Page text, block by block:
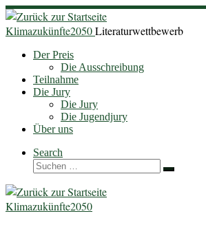
Zum
Inhalt
springen
Klimazukünfte2050Literaturwettbewerb
Der Preis
Die Ausschreibung
Teilnahme
Die Jury
Die Jury
Die Jugendjury
Über uns
Search
Suche
Suchen …
Klimazukünfte2050